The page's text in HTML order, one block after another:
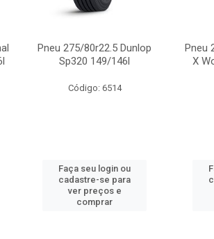
Pneu 275/80r22.5 Dunlop
Sp320 149/146l
Código: 6514
Faça seu login ou
cadastre-se para
ver preços e
comprar
Pneu
X